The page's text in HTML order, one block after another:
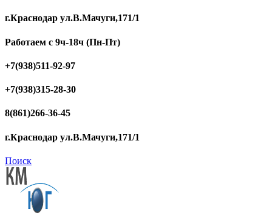
г.Краснодар ул.В.Мачуги,171/1
Работаем с 9ч-18ч (Пн-Пт)
+7(938)511-92-97
+7(938)315-28-30
8(861)266-36-45
г.Краснодар ул.В.Мачуги,171/1
Поиск